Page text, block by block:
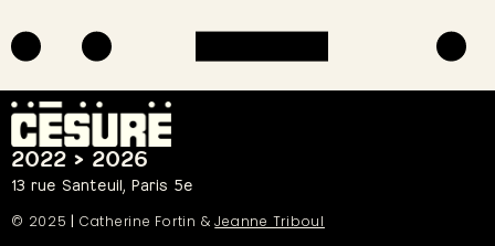
2022 > 2026
13 rue Santeuil, Paris 5e
© 2025 | Catherine Fortin &Jeanne Triboul